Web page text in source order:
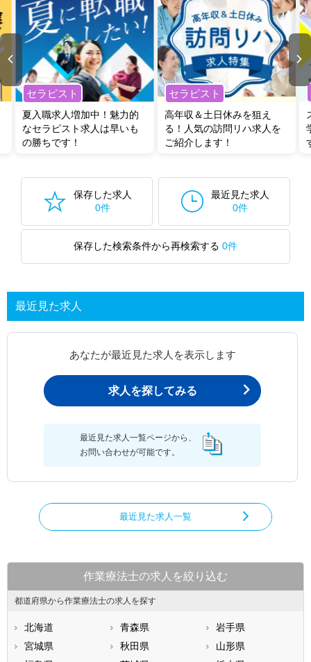
セラピスト
夏入職求人増加中！魅力的
なセラピスト求人は早いも
の勝ちです！
セラピスト
高年収＆土日休みを狙え
る！人気の訪問リハ求人を
ご紹介します！
保存した求人
0件
最近見た求人
0件
保存した検索条件から再検索する 0件
最近見た求人
あなたが最近見た求人を表示します
求人を探してみる
最近見た求人一覧ページから、
お問い合わせが可能です。
最近見た求人一覧
作業療法士の求人を絞り込む
都道府県から作業療法士の求人を探す
北海道 青森県
岩手県
宮城県
秋田県
山形県